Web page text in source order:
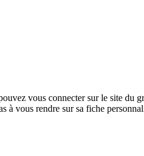
vous connecter sur le site du
à vous rendre sur sa fiche